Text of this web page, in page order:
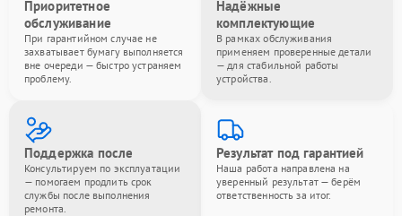
Приоритетное
обслуживание
При гарантийном случае не
захватывает бумагу выполняется
вне очереди — быстро устраняем
проблему.
Надёжные
комплектующие
В рамках обслуживания
применяем проверенные детали
— для стабильной работы
устройства.
Поддержка после
Консультируем по эксплуатации
— помогаем продлить срок
службы после выполнения
ремонта.
Результат под гарантией
Наша работа направлена на
уверенный результат — берём
ответственность за итог.